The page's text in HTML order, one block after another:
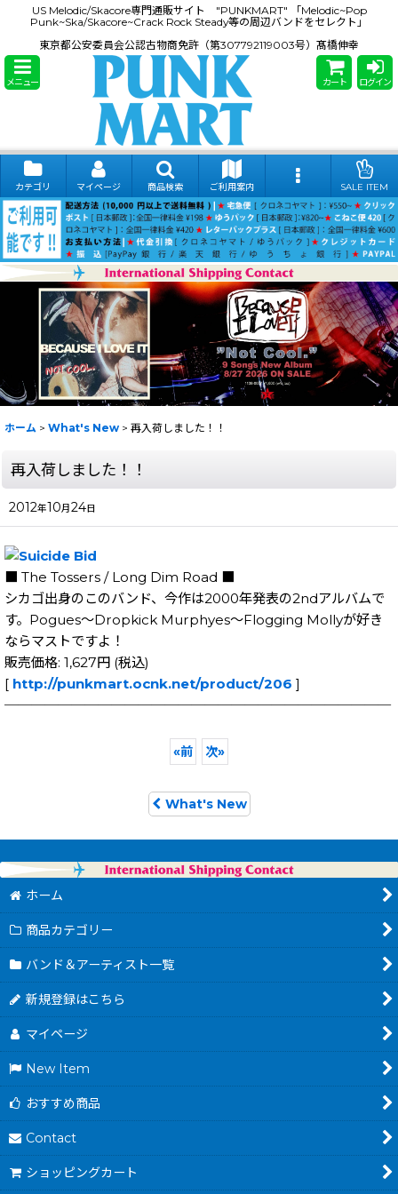
US Melodic/Skacore専門通販サイト "PUNKMART" 「Melodic~Pop
Punk~Ska/Skacore~Crack Rock Steady等の周辺バンドをセレクト」
東京都公安委員会公認古物商免許（第307792119003号）髙橋伸幸
メニュー カート ログイン
カテゴリ マイページ 商品検索 ご利用案内 SALE ITEM
ホーム > What's New > 再入荷しました！！
再入荷しました！！
2012年10月24日
■ The Tossers / Long Dim Road ■
シカゴ出身のこのバンド、今作は2000年発表の2ndアルバムで
す。Pogues〜Dropkick Murphyes〜Flogging Mollyが好き
ならマストですよ！
販売価格: 1,627円 (税込)
[ http://punkmart.ocnk.net/product/206 ]
─────────────────────────────
«前 次»
What's New
ホーム
商品カテゴリー
バンド＆アーティスト一覧
新規登録はこちら
マイページ
New Item
おすすめ商品
Contact
ショッピングカート